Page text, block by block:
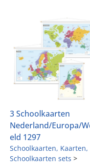
Nederland/Europa/
eld 1297
Schoolkaarten
Schoolkaarten sets>
€339,00 incl. 21% BTW